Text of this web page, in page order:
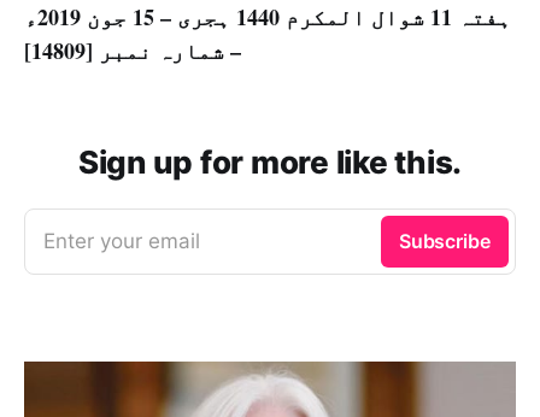
ہفتہ 11 شوال المکرم 1440 ہجری – 15 جون 2019ء
– شمارہ نمبر [14809]
Sign up for more like this.
Enter your email Subscribe